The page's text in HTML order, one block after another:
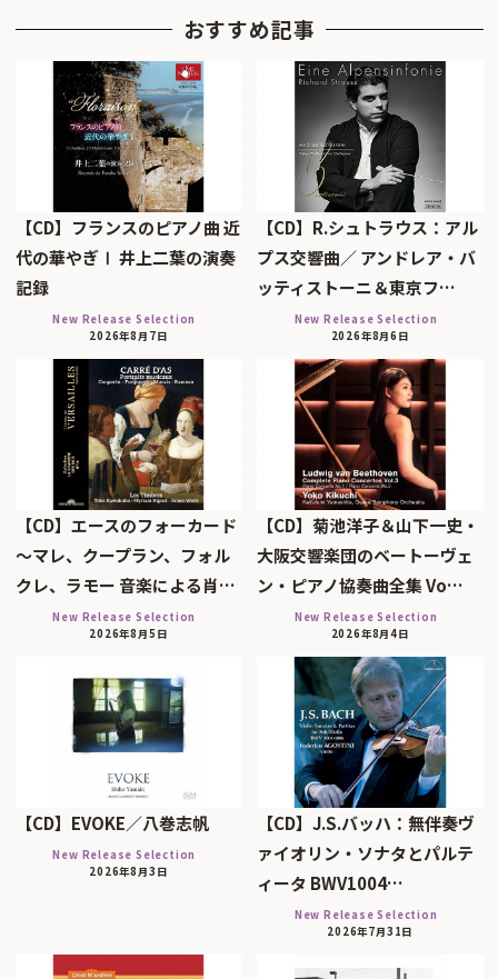
おすすめ記事
【CD】フランスのピアノ曲 近
代の華やぎⅠ 井上二葉の演奏
記録
New Release Selection
2026年8月7日
【CD】R.シュトラウス：アル
プス交響曲／ アンドレア・バ
ッティストーニ＆東京フ…
New Release Selection
2026年8月6日
【CD】エースのフォーカード
～マレ、クープラン、フォル
クレ、ラモー 音楽による肖…
New Release Selection
2026年8月5日
【CD】菊池洋子＆山下一史・
大阪交響楽団のベートーヴェ
ン・ピアノ協奏曲全集 Vo…
New Release Selection
2026年8月4日
【CD】EVOKE／八巻志帆
New Release Selection
2026年8月3日
【CD】J.S.バッハ：無伴奏ヴ
ァイオリン・ソナタとパルテ
ィータ BWV1004…
New Release Selection
2026年7月31日